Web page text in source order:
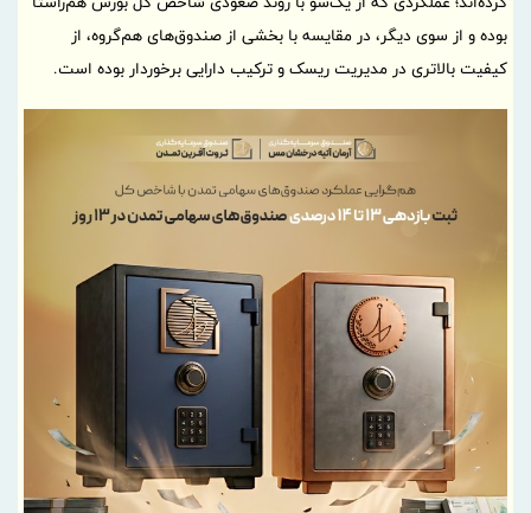
بوده و از سوی دیگر، در مقایسه با بخشی از صندوق‌های هم‌گروه، از
کیفیت بالاتری در مدیریت ریسک و ترکیب دارایی برخوردار بوده است.